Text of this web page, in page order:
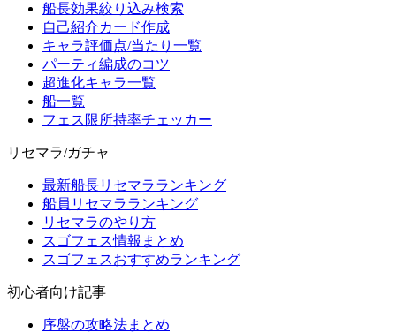
船長効果絞り込み検索
自己紹介カード作成
キャラ評価点/当たり一覧
パーティ編成のコツ
超進化キャラ一覧
船一覧
フェス限所持率チェッカー
リセマラ/ガチャ
最新船長リセマラランキング
船員リセマラランキング
リセマラのやり方
スゴフェス情報まとめ
スゴフェスおすすめランキング
初心者向け記事
序盤の攻略法まとめ